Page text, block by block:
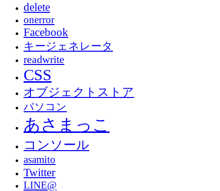
delete
onerror
Facebook
キージェネレータ
readwrite
CSS
オブジェクトストア
パソコン
あさまっこ
コンソール
asamito
Twitter
LINE@